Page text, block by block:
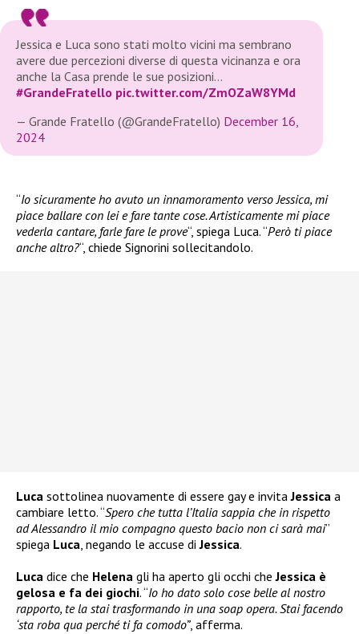
Jessica e Luca sono stati molto vicini ma sembrano
avere due percezioni diverse di questa vicinanza e ora
anche la Casa prende le sue posizioni…
#GrandeFratello pic.twitter.com/ZmOZaW8YMd
— Grande Fratello (@GrandeFratello) December 16,
2024
“Io sicuramente ho avuto un innamoramento verso Jessica, mi
piace ballare con lei e fare tante cose. Artisticamente mi piace
vederla cantare, farle fare le prove“, spiega Luca. “Però ti piace
anche altro?“, chiede Signorini sollecitandolo.
Luca sottolinea nuovamente di essere gay e invitaJessica a
cambiare letto. “Spero che tutta l’Italia sappia che in rispetto
ad Alessandro il mio compagno questo bacio non ci sarà mai”
spiega Luca, negando le accuse diJessica.
Luca dice che Helena gli ha aperto gli occhi cheJessica è
gelosa e fa dei giochi. “Io ho dato solo cose belle al nostro
rapporto, te la stai trasformando in una soap opera. Stai facendo
‘sta roba qua perché ti fa comodo”, afferma.